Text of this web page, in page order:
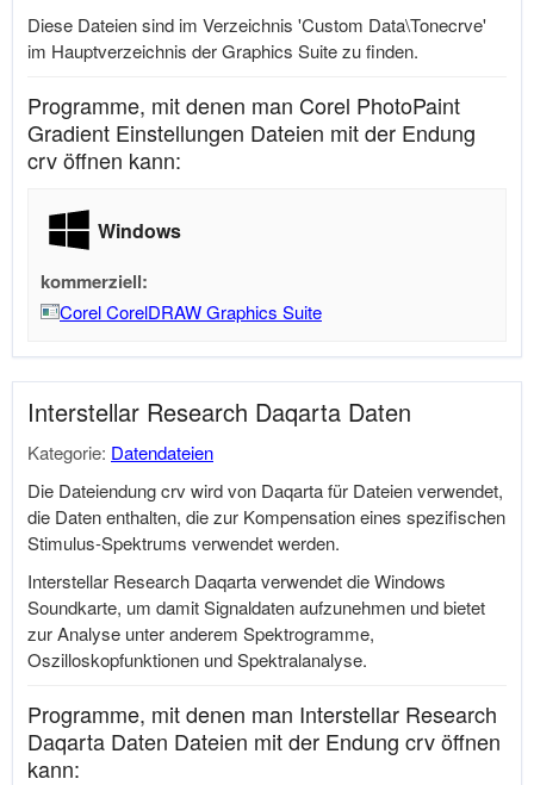
Diese Dateien sind im Verzeichnis 'Custom Data\Tonecrve'
im Hauptverzeichnis der Graphics Suite zu finden.
Programme, mit denen man Corel PhotoPaint
Gradient Einstellungen Dateien mit der Endung
crv öffnen kann:
Windows
kommerziell:
Corel CorelDRAW Graphics Suite
Interstellar Research Daqarta Daten
Kategorie: Datendateien
Die Dateiendung crv wird von Daqarta für Dateien verwendet,
die Daten enthalten, die zur Kompensation eines spezifischen
Stimulus-Spektrums verwendet werden.
Interstellar Research Daqarta verwendet die Windows
Soundkarte, um damit Signaldaten aufzunehmen und bietet
zur Analyse unter anderem Spektrogramme,
Oszilloskopfunktionen und Spektralanalyse.
Programme, mit denen man Interstellar Research
Daqarta Daten Dateien mit der Endung crv öffnen
kann: